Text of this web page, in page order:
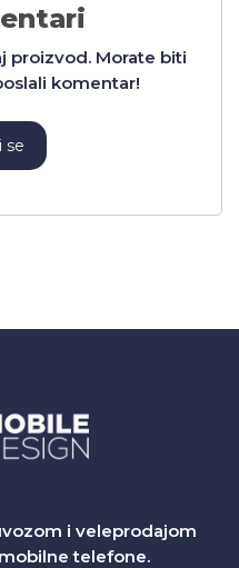
proizvod. Morate biti
komentar!
se
i veleprodajom
telefone.